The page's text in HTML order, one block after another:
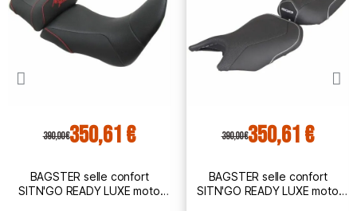
390,00 €350,61 €
BAGSTER selle confort
SITN'GO READY LUXE moto
390,00 €350,61 €
BAGSTER selle confort
SITN'GO READY LUXE moto